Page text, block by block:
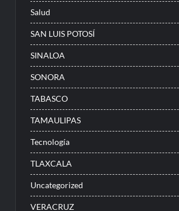
Salud
SAN LUIS POTOSÍ
SINALOA
SONORA
TABASCO
TAMAULIPAS
Tecnología
TLAXCALA
Uncategorized
VERACRUZ